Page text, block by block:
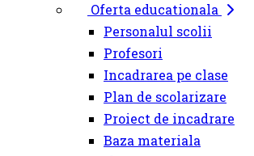
Oferta educationala
Personalul scolii
Profesori
Incadrarea pe clase
Plan de scolarizare
Proiect de incadrare
Baza materiala